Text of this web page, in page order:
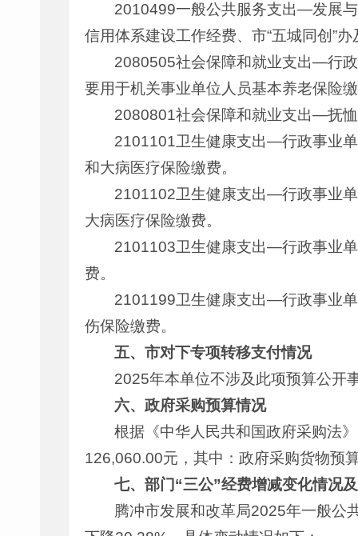
2010499一般公共服务支出—发展
信用体系建设工作经费、市“五城同创”
2080505社会保障和就业支出—行
要用于机关事业单位人员基本养老保险
2080801社会保障和就业支出—抚
2101101卫生健康支出—行政事业
和大病医疗保险缴费。
2101102卫生健康支出—行政事业
大病医疗保险缴费。
2101103卫生健康支出—行政事业
费。
2101199卫生健康支出—行政事业
伤保险缴费。
五、市对下专项转移支付情况
2025年本单位不涉及此项预算公开
六、政府采购预算情况
根据《中华人民共和国政府采购法
126,060.00元，其中：政府采购货物预
七、部门“三公”经费增减变化情况
腾冲市发展和改革局2025年一般公